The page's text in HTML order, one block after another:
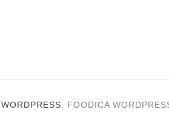
WORDPRESS. FOODICA